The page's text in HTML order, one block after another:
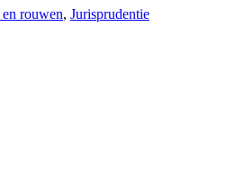
rouwen, Jurisprudentie